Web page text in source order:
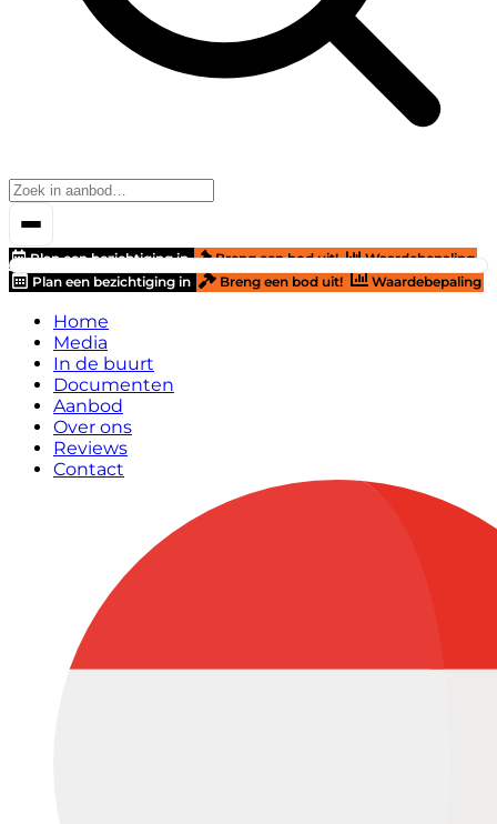
Plan een bezichtiging in Breng een bod uit!
Waardebepaling
Plan een bezichtiging in
Breng een bod uit! Waardebepaling
Home
Media
In de buurt
Documenten
Aanbod
Over ons
Reviews
Contact